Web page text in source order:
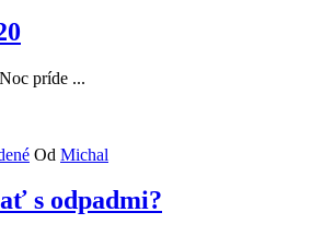
príde ...
Od Michal
s odpadmi?